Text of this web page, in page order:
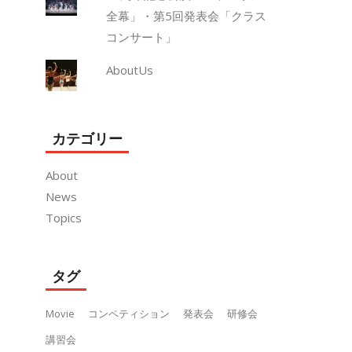
全幕」・第5回発表会「クラス
コンサート」
AboutUs
カテゴリー
About
News
Topics
タグ
Movie コンペティション 発表会
研修会
講習会